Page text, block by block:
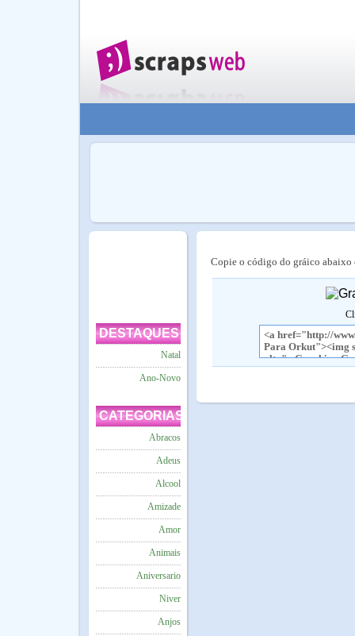
DESTAQUES
Natal
Ano-Novo
CATEGORIAS
Abracos
Adeus
Alcool
Amizade
Amor
Animais
Aniversario
Niver
Anjos
Copie o código do gráico abaixo